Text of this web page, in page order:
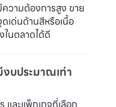
ความต้องการสูง ขาย
เด่นด้านสีหรือเนื้อ
นตลาดได้ดี
บประมาณเท่า